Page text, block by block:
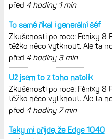
před 4 hodiny 1 min
To samé říkal i generální šéf
Zkušenosti po roce: Fénixy 8
těžko něco vytknout. Ale ta
před 4 hodiny 3 min
Už jsem to z toho natolik
Zkušenosti po roce: Fénixy 8
těžko něco vytknout. Ale ta
před 4 hodiny 7 min
Taky mi přijde, že Edge 1040